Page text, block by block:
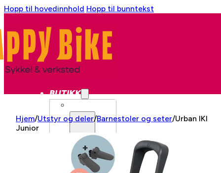
Hopp til hovedinnhold Hopp til bunntekst
BUTIKK
BYSYKKEL
GRAVEL
CX
Hjem/Utstyr og deler/Barnestoler og seter/Urban IKI
Junior